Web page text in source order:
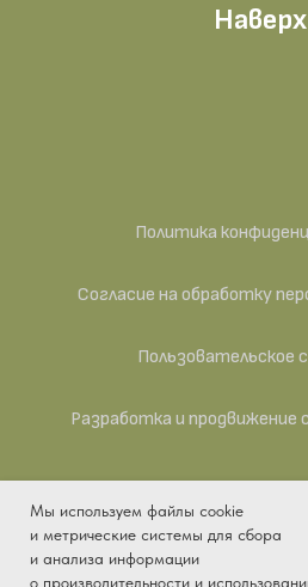
Наверх
Политика
Согласие на обработку
Пользовательское
Разработка и продвижение
ИП Антипина Яна
предприятие. ИНН
Мы используем файлы cookie
и метрические системы для сбора
и анализа информации
о производительности и